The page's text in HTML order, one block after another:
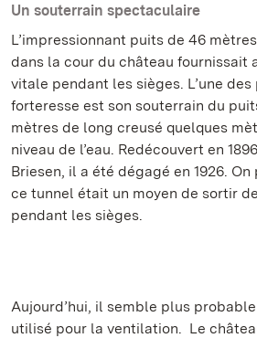
Un souterrain spectaculaire
L’impressionnant puits de 46
dans la cour du château fournissait
vitale pendant les sièges. L’une
forteresse est son souterrain du
mètres de long creusé quelques
niveau de l’eau. Redécouvert en
Briesen, il a été dégagé en 1926.
ce tunnel était un moyen de sortir
pendant les sièges.
Aujourd’hui, il semble plus
utilisé pour la ventilation. Le